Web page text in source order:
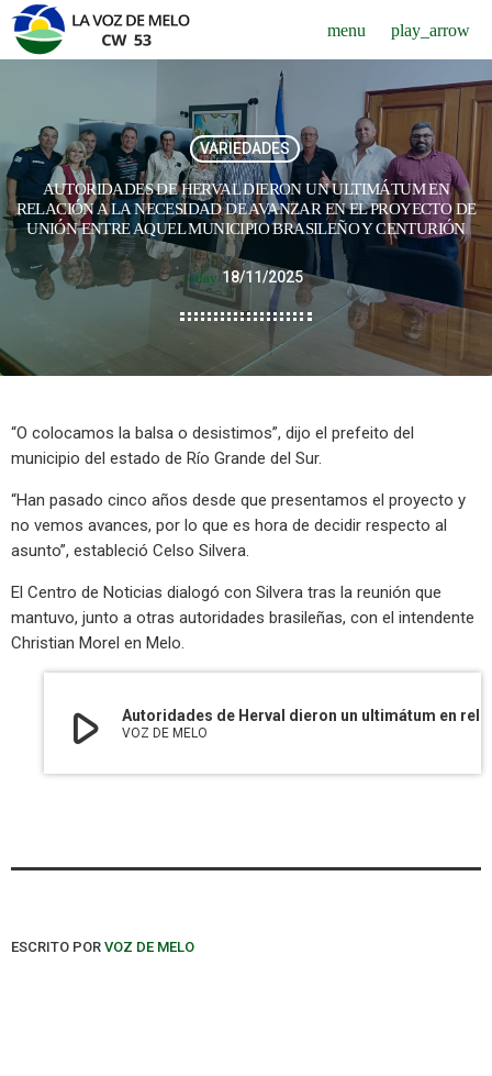
menu play_arrow
VARIEDADES
AUTORIDADES DE HERVAL DIERON UN ULTIMÁTUM EN
RELACIÓN A LA NECESIDAD DE AVANZAR EN EL PROYECTO DE
UNIÓN ENTRE AQUEL MUNICIPIO BRASILEÑO Y CENTURIÓN
today 18/11/2025
“O colocamos la balsa o desistimos”, dijo el prefeito del
municipio del estado de Río Grande del Sur.
“Han pasado cinco años desde que presentamos el proyecto y
no vemos avances, por lo que es hora de decidir respecto al
asunto”, estableció Celso Silvera.
El Centro de Noticias dialogó con Silvera tras la reunión que
mantuvo, junto a otras autoridades brasileñas, con el intendente
Christian Morel en Melo.
play_arrow VOZ DE MELO
ESCRITO POR VOZ DE MELO